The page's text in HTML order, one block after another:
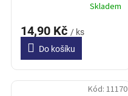
Skladem
14,90 Kč / ks
Do košíku
Kód: 11170